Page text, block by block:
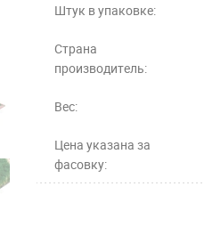
Штук в упаковке:
Страна
производитель:
Вес:
Цена указана за
фасовку: